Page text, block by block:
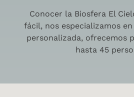
Conocer la Biosfera El
fácil, nos especializamos
personalizada, ofrecemos
hasta 45